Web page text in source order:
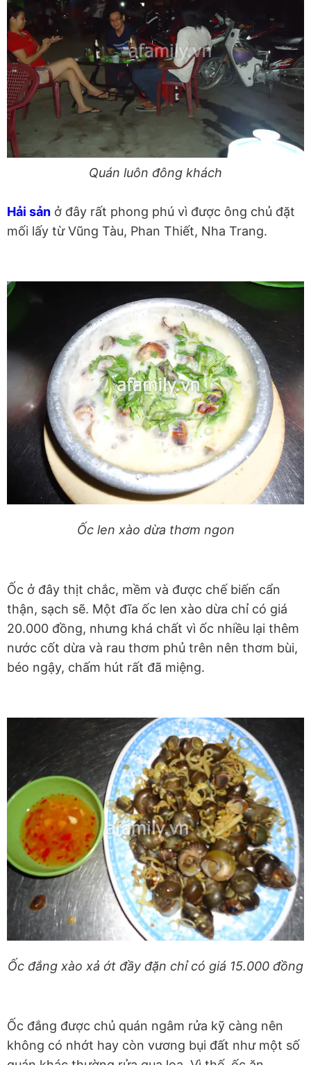
Quán luôn đông khách
Hải sản ở đây rất phong phú vì được ông chủ đặt
mối lấy từ Vũng Tàu, Phan Thiết, Nha Trang.
Ốc len xào dừa thơm ngon
Ốc ở đây thịt chắc, mềm và được chế biến cẩn
thận, sạch sẽ. Một đĩa ốc len xào dừa chỉ có giá
20.000 đồng, nhưng khá chất vì ốc nhiều lại thêm
nước cốt dừa và rau thơm phủ trên nên thơm bùi,
béo ngậy, chấm hút rất đã miệng.
Ốc đắng xào xả ớt đầy đặn chỉ có giá 15.000 đồng
Ốc đắng được chủ quán ngâm rửa kỹ càng nên
không có nhớt hay còn vương bụi đất như một số